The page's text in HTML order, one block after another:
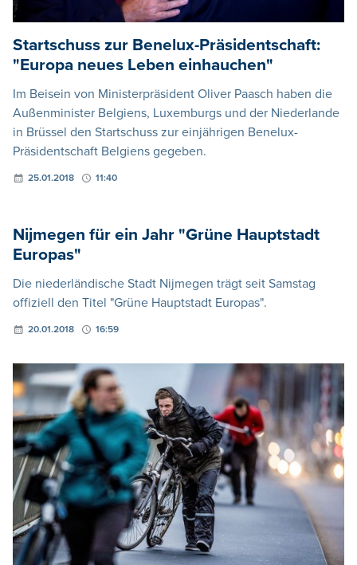
Startschuss zur Benelux-Präsidentschaft:
"Europa neues Leben einhauchen"
Im Beisein von Ministerpräsident Oliver Paasch haben die
Außenminister Belgiens, Luxemburgs und der Niederlande
in Brüssel den Startschuss zur einjährigen Benelux-
Präsidentschaft Belgiens gegeben.
25.01.2018 11:40
Nijmegen für ein Jahr "Grüne Hauptstadt
Europas"
Die niederländische Stadt Nijmegen trägt seit Samstag
offiziell den Titel "Grüne Hauptstadt Europas".
20.01.2018 16:59